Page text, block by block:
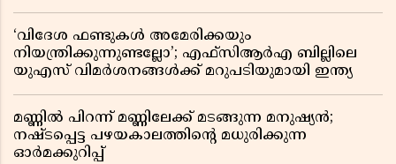
‘വിദേശ ഫണ്ടുകൾ അമേരിക്കയും
നിയന്ത്രിക്കുന്നുണ്ടല്ലോ’; എഫ്സിആർഎ ബില്ലിലെ
യുഎസ് വിമർശനങ്ങൾക്ക് മറുപടിയുമായി ഇന്ത്യ
മണ്ണിൽ പിറന്ന് മണ്ണിലേക്ക് മടങ്ങുന്ന മനുഷ്യൻ;
നഷ്ടപ്പെട്ട പഴയകാലത്തിൻ്റെ മധുരിക്കുന്ന
ഓർമക്കുറിപ്പ്